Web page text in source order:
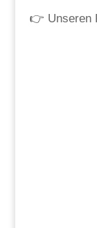
👉 Unseren